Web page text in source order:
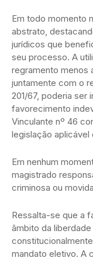
Em todo momento
abstrato,
jurídicos que
seu processo. A
regramento menos
juntamente com o
201/67, poderia ser
favorecimento
Vinculante nº 46
legislação aplicável
Em nenhum
magistrado
criminosa ou
Ressalta-se que a
âmbito da
mandato eletivo. A